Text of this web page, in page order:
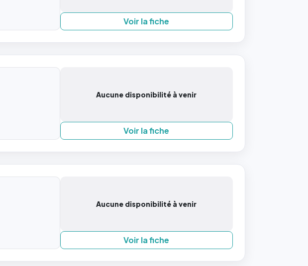
Voir la fiche
Aucune disponibilité à venir
Voir la fiche
Aucune disponibilité à venir
Voir la fiche